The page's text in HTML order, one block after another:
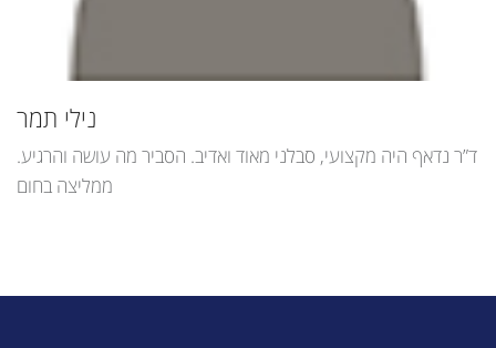
נילי תמר
ד”ר נדאף היה מקצועי, סבלני מאוד ואדיב. הסביר מה עושה והרגיע.
ממליצה בחום